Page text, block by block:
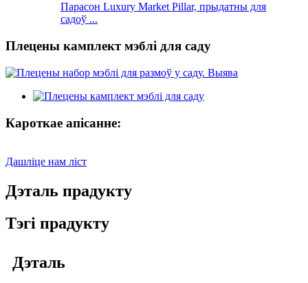
Парасон Luxury Market Pillar, прыдатны для
садоў ...
Плецены камплект мэблі для саду
Кароткае апісанне:
Дашліце нам ліст
Дэталь прадукту
Тэгі прадукту
Дэталь